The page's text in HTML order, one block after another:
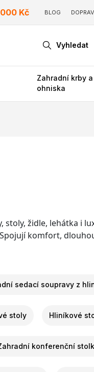
Kč BLOG
Vyhledat
Zahradní krby a
ohniska
židle, lehátka i
komfort,
sedací soupravy z
stoly Hliníkové
konferenční